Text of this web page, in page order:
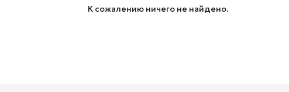
К сожалению ничего не найдено.